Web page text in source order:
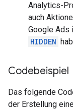
Analytics-
auch
Google Ads
HIDDEN
Codebeispiel
Das folgende
der Erstellung